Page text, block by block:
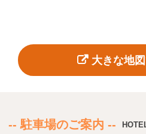
大きな地
-- 駐車場のご案内 --